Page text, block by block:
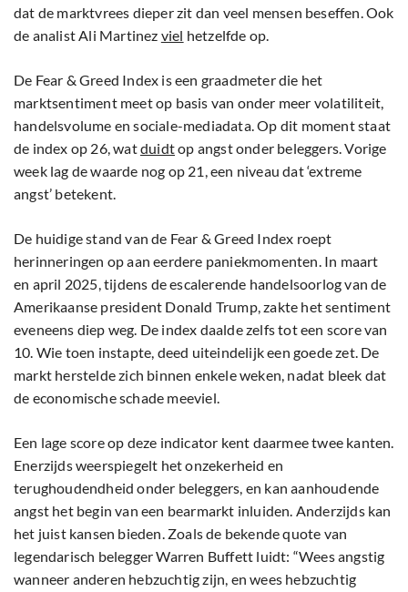
dat de marktvrees dieper zit dan veel mensen beseffen. Ook
de analist Ali Martinez viel hetzelfde op.
De Fear & Greed Index is een graadmeter die het
marktsentiment meet op basis van onder meer volatiliteit,
handelsvolume en sociale-mediadata. Op dit moment staat
de index op 26, watduidtop angst onder beleggers. Vorige
week lag de waarde nog op 21, een niveau dat ‘extreme
angst’ betekent.
De huidige stand van de Fear & Greed Index roept
herinneringen op aan eerdere paniekmomenten. In maart
en april 2025, tijdens de escalerende handelsoorlog van de
Amerikaanse president Donald Trump, zakte het sentiment
eveneens diep weg. De index daalde zelfs tot een score van
10. Wie toen instapte, deed uiteindelijk een goede zet. De
markt herstelde zich binnen enkele weken, nadat bleek dat
de economische schade meeviel.
Een lage score op deze indicator kent daarmee twee kanten.
Enerzijds weerspiegelt het onzekerheid en
terughoudendheid onder beleggers, en kan aanhoudende
angst het begin van een bearmarkt inluiden. Anderzijds kan
het juist kansen bieden. Zoals de bekende quote van
legendarisch belegger Warren Buffett luidt: “Wees angstig
wanneer anderen hebzuchtig zijn, en wees hebzuchtig